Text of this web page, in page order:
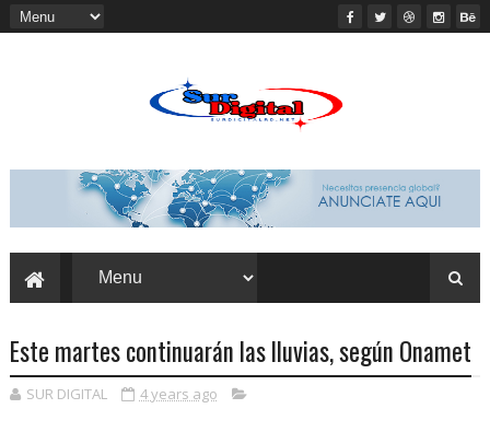
Este martes continuarán las lluvias, según Onamet
SUR DIGITAL 4 years ago